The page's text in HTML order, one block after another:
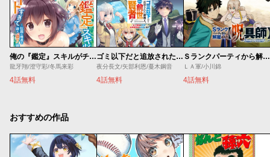
俺の『鑑定』スキルがチートすぎて
龍牙翔/澄守彩/冬馬来彩
4話無料
ゴミ以下だと追放された使用人、実は前世賢者です ～史上最強の賢者、世界最高峰の学園に通う～
夜分長文/矢部利恩/蔓木鋼音
4話無料
Ｓランクパーティから解雇された【呪具師】～『呪いのアイテム』しか作れませんが、その性能はアーティファクト級なり……！～
ＬＡ軍/小川錦
4話無料
おすすめの作品